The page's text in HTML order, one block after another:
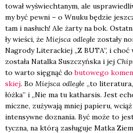
to­wał wyświech­ta­nym, ale
my być pew­ni – o Wnu­ku będzie
tam i nasłuch! Ale żar­ty na bok.
ły wie­ści, że Miej­sca odle­głe zosta­ły
Nagro­dy Lite­rac­kiej „Z BUTA”, i choć
zosta­ła Natal­ka Susz­czyń­ska i jej
to war­to się­gnąć dobuto­we­go
skiej. Bo Miej­sca odle­głe „to
łóż­ka” i „Nie ma tu kathar­sis. Jest
micz­ne, zuży­wa­ją mniej papie­ru,
inten­syw­ne dozna­nia. Być może to
tycz­na, na któ­rą zasłu­gu­je Mat­ka